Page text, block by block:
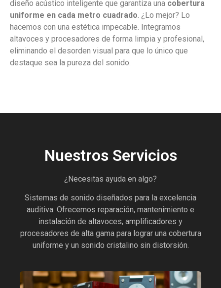
diseño acústico inteligente que garantiza una cobertura
uniforme en cada metro cuadrado . ¿Lo mejor? Lo
hacemos con una estética impecable. Integramos
altavoces y procesadores de forma limpia y profesional,
eliminando el desorden visual para que lo único que
destaque sea la pureza del sonido.
Nuestros Servicios
¿Necesitas ayuda en algo?
Sistemas de sonido diseñados para la excelencia
auditiva. Ofrecemos reparación, mantenimiento e
instalación de altavoces, amplificadores y
procesadores de alta gama para lograr una cobertura
uniforme y un sonido cristalino sin distorsión.